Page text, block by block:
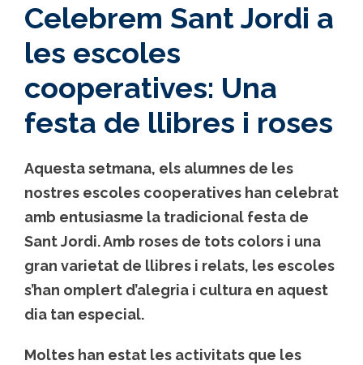
Celebrem Sant Jordi a
les escoles
cooperatives: Una
festa de llibres i roses
Aquesta setmana, els alumnes de les
nostres escoles cooperatives han celebrat
amb entusiasme la tradicional festa de
Sant Jordi. Amb roses de tots colors i una
gran varietat de llibres i relats, les escoles
s’han omplert d’alegria i cultura en aquest
dia tan especial.
Moltes han estat les activitats que les